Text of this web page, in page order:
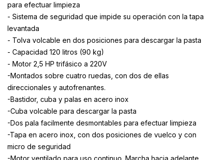
para efectuar limpieza
- Sistema de seguridad que impide su operación con la tapa
levantada
- Tolva volcable en dos posiciones para descargar la pasta
- Capacidad 120 litros (90 kg)
- Motor 2,5 HP trifásico a 220V
-Montados sobre cuatro ruedas, con dos de ellas
direccionales y autofrenantes.
-Bastidor, cuba y palas en acero inox
-Cuba volcable para descargar la pasta
-Dos pala facilmente desmontables para efectuar limpieza
-Tapa en acero inox, con dos posiciones de vuelco y con
micro de seguridad